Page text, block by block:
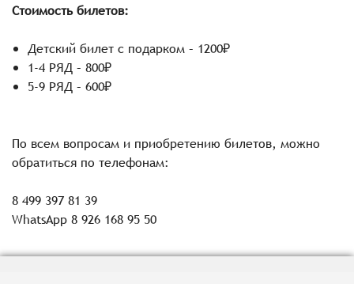
Стоимость билетов:
Детский билет с подарком – 1200₽
1-4 РЯД – 800₽
5-9 РЯД – 600₽
По всем вопросам и приобретению билетов, можно
обратиться по телефонам:
8 499 397 81 39
WhatsApp 8 926 168 95 50